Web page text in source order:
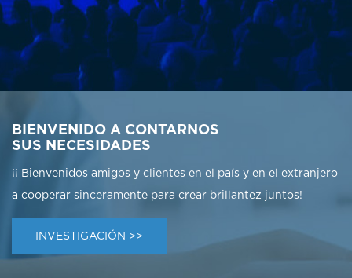
BIENVENIDO A CONTARNOS
SUS NECESIDADES
¡¡ Bienvenidos amigos y clientes en el país y en el extranjero
a cooperar sinceramente para crear brillantez juntos!
INVESTIGACIÓN >>